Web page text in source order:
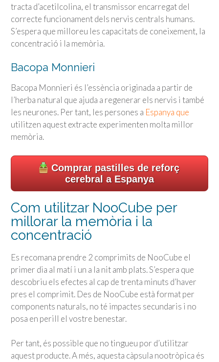
tracta d’acetilcolina, el transmissor encarregat del
correcte funcionament dels nervis centrals humans.
S’espera que milloreu les capacitats de coneixement, la
concentració i la memòria.
Bacopa Monnieri
Bacopa Monnieri és l’essència originada a partir de
l’herba natural que ajuda a regenerar els nervis i també
les neurones. Per tant, les persones a Espanya que
utilitzen aquest extracte experimenten molta millor
memòria.
Comprar pastilles de reforç
cerebral a Espanya
Com utilitzar NooCube per
millorar la memòria i la
concentració
Es recomana prendre 2 comprimits de NooCube el
primer dia al matí i un a la nit amb plats. S’espera que
descobriu els efectes al cap de trenta minuts d’haver
pres el comprimit. Des de NooCube està format per
components naturals, no té impactes secundaris i no
posa en perill el vostre benestar.
Per tant, és possible que no tingueu por d’utilitzar
aquest producte. A més, aquesta càpsula nootròpica és